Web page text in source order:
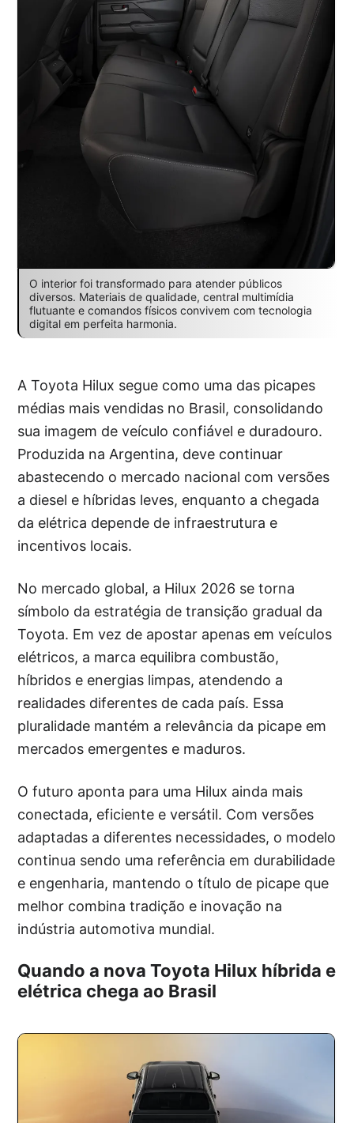
O interior foi transformado para atender públicos
diversos. Materiais de qualidade, central multimídia
flutuante e comandos físicos convivem com tecnologia
digital em perfeita harmonia.
A Toyota Hilux segue como uma das picapes
médias mais vendidas no Brasil, consolidando
sua imagem de veículo confiável e duradouro.
Produzida na Argentina, deve continuar
abastecendo o mercado nacional com versões
a diesel e híbridas leves, enquanto a chegada
da elétrica depende de infraestrutura e
incentivos locais.
No mercado global, a Hilux 2026 se torna
símbolo da estratégia de transição gradual da
Toyota. Em vez de apostar apenas em veículos
elétricos, a marca equilibra combustão,
híbridos e energias limpas, atendendo a
realidades diferentes de cada país. Essa
pluralidade mantém a relevância da picape em
mercados emergentes e maduros.
O futuro aponta para uma Hilux ainda mais
conectada, eficiente e versátil. Com versões
adaptadas a diferentes necessidades, o modelo
continua sendo uma referência em durabilidade
e engenharia, mantendo o título de picape que
melhor combina tradição e inovação na
indústria automotiva mundial.
Quando a nova Toyota Hilux híbrida e
elétrica chega ao Brasil